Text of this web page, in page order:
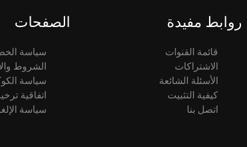
روابط مفيدة
قائمة القنوات
الاشتراكات
الأسئلة الشائعة
كيفية التثبيت
اتصل بنا
الصفحات
سياسة
الشروط
سياسة
اتفاقية
سياسة